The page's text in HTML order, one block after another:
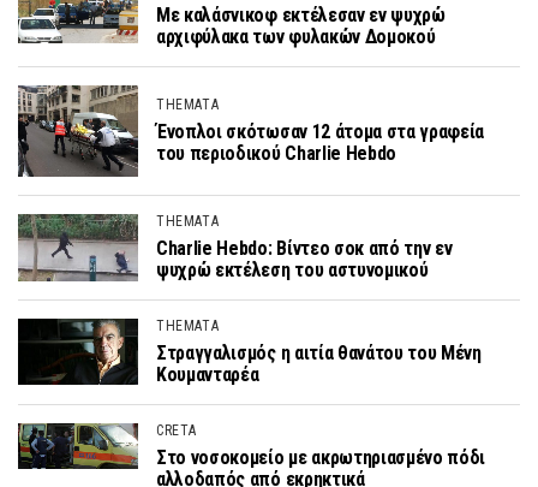
Με καλάσνικοφ εκτέλεσαν εν ψυχρώ
αρχιφύλακα των φυλακών Δομοκού
THEMATA
Ένοπλοι σκότωσαν 12 άτομα στα γραφεία
του περιοδικού Charlie Hebdo
THEMATA
Charlie Hebdo: Βίντεο σοκ από την εν
ψυχρώ εκτέλεση του αστυνομικού
THEMATA
Στραγγαλισμός η αιτία θανάτου του Μένη
Κουμανταρέα
CRETA
Στο νοσοκομείο με ακρωτηριασμένο πόδι
αλλοδαπός από εκρηκτικά